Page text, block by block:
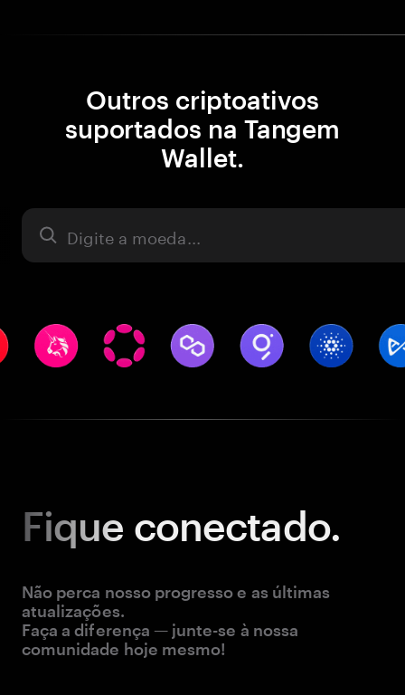
Outros criptoativos
suportados na Tangem
Wallet.
Ativo
Fique conectado.
Não perca nosso progresso e as últimas
atualizações.
Faça a diferença — junte-se à nossa
comunidade hoje mesmo!